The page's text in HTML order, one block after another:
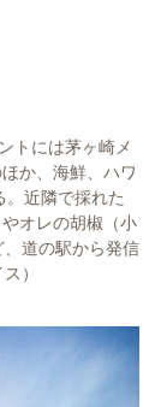
トには茅ヶ崎メ
か、海鮮、ハワ
。近隣で採れた
オレの胡椒（小
道の駅から発信
）